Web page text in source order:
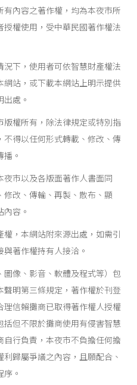
內容之著作權，均為本夜市所
權使用，受中華民國著作權法
下，使用者可依智慧財產權法
站，或下載本網站上明示提供
處。
權所有，除法律規定或特別指
得以任何形式轉載、修改、傳
。
市以及各版面著作人書面同
改、傳輸、再製、散布、顯
容。
，本網站附來源出處，如需引
著作權持有人接洽。
像、影音、軟體及程式等）包
明第三條規定，著作權於刊登
信賴攤商已取得著作權人授權
但不限於攤商使用有侵害智慧
行負責，本夜市不負擔任何擔
歸屬爭議之內容，且願配合、
。